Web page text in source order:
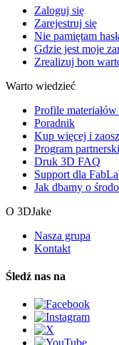
Zaloguj się
Zarejestruj się
Nie pamiętam
Gdzie jest moje
Zrealizuj bon
Warto wiedzieć
Profile
Poradnik
Kup więcej i
Program partnerski
Druk 3D FAQ
Support dla
Jak dbamy o
O 3DJake
Nasza grupa
Kontakt
Śledź nas na